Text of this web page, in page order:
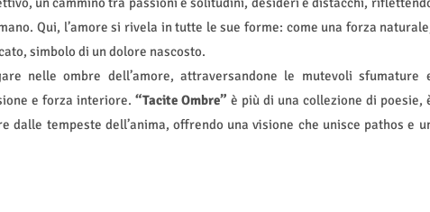
Qui, l’amore si rivela in tutte le sue forme: come una forza
simbolo di un dolore nascosto.
nelle ombre dell’amore, attraversandone le mutevoli sfumature
e forza interiore. “Tacite Ombre” è più di una collezione di poesie,
dalle tempeste dell’anima, offrendo una visione che unisce pathos e